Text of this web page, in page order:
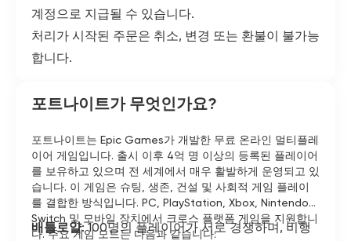
계정으로 지급될 수 있습니다.
처리가 시작된 주문은 취소, 변경 또는 환불이 불가능
합니다.
포트나이트가 무엇인가요?
포트나이트는 Epic Games가 개발한 무료 온라인 멀티플레
이어 게임입니다. 출시 이후 4억 명 이상의 등록된 플레이어
를 보유하고 있으며 전 세계에서 매우 활발하게 운영되고 있
습니다. 이 게임은 슈팅, 생존, 건설 및 사회적 게임 플레이
를 결합한 방식입니다. PC, PlayStation, Xbox, Nintendo
Switch 및 모바일 장치에서 크로스 플랫폼 게임을 지원합니
다. 주요 게임 모드는 다음과 같습니다:
배틀로얄: 100명의 플레이어가 서로 경쟁하며, 비행